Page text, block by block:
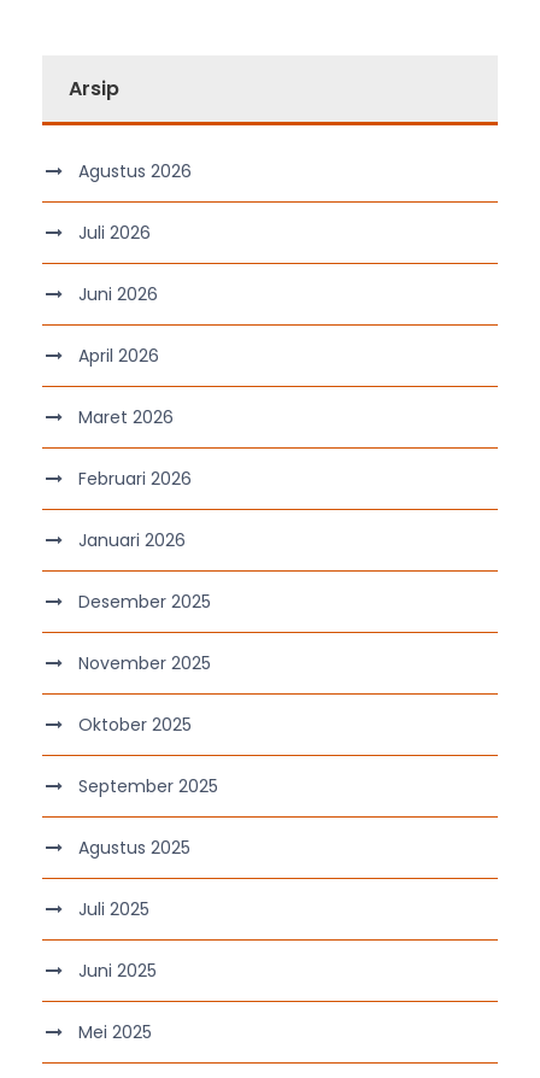
Arsip
Agustus 2026
Juli 2026
Juni 2026
April 2026
Maret 2026
Februari 2026
Januari 2026
Desember 2025
November 2025
Oktober 2025
September 2025
Agustus 2025
Juli 2025
Juni 2025
Mei 2025